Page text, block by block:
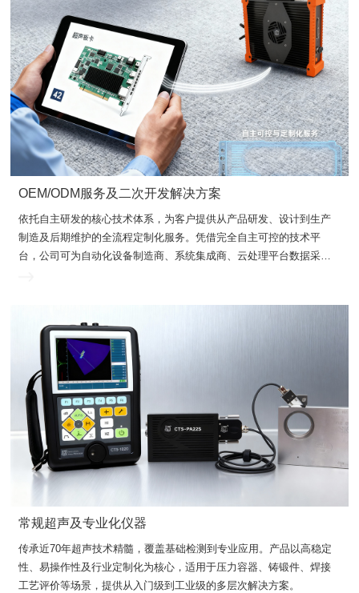
OEM/ODM服务及二次开发解决方案
常规超声及专业化仪器
工艺评价等场景，提供从入门级到工业级的多层次解决方案。